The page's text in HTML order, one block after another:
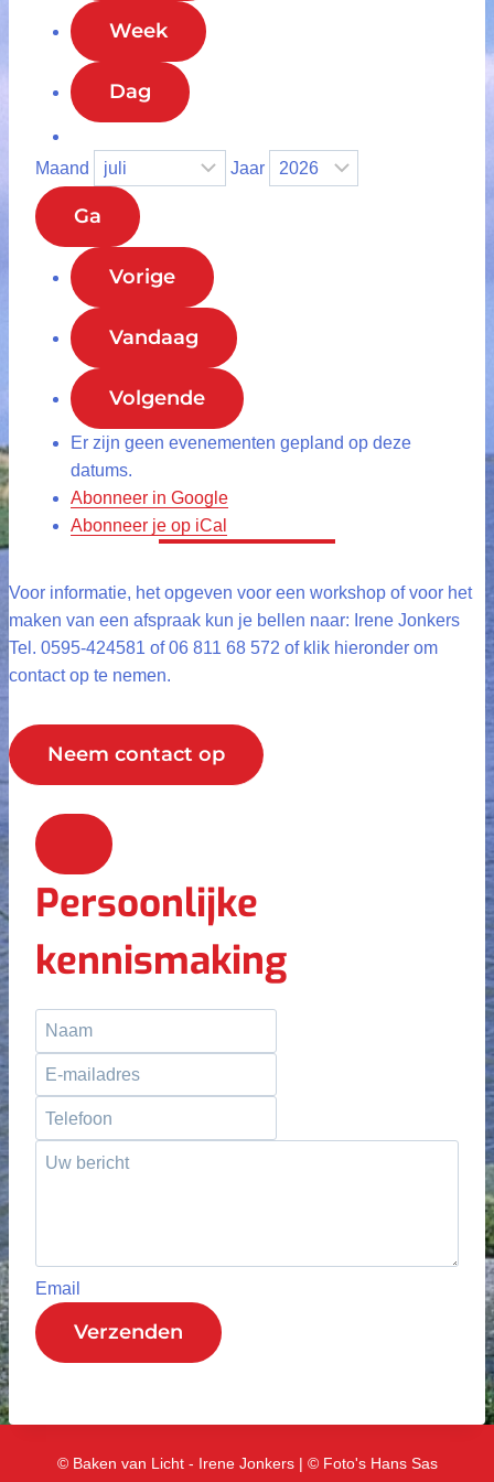
Week
Dag
Maand Jaar
Vorige
Vandaag
Volgende
Er zijn geen evenementen gepland op deze
datums.
Abonneer in Google
Abonneer je op iCal
Voor informatie, het opgeven voor een workshop of voor het
maken van een afspraak kun je bellen naar: Irene Jonkers
Tel. 0595-424581 of 06 811 68 572 of klik hieronder om
contact op te nemen.
Neem contact op
Persoonlijke
kennismaking
Email
Verzenden
© Baken van Licht - Irene Jonkers | © Foto's Hans Sas